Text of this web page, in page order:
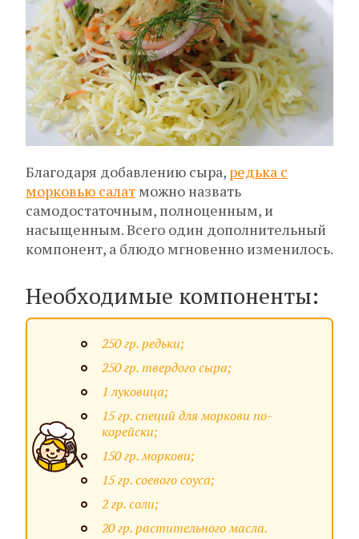
Благодаря добавлению сыра, редька с
морковью салатможно назвать
самодостаточным, полноценным, и
насыщенным. Всего один дополнительный
компонент, а блюдо мгновенно изменилось.
Необходимые компоненты:
250 гр. редьки;
250 гр. твердого сыра;
1 луковица;
15 гр. специй для моркови по-
корейски;
150 гр. моркови;
15 гр. соевого соуса;
2 гр. соли;
20 гр. растительного масла.